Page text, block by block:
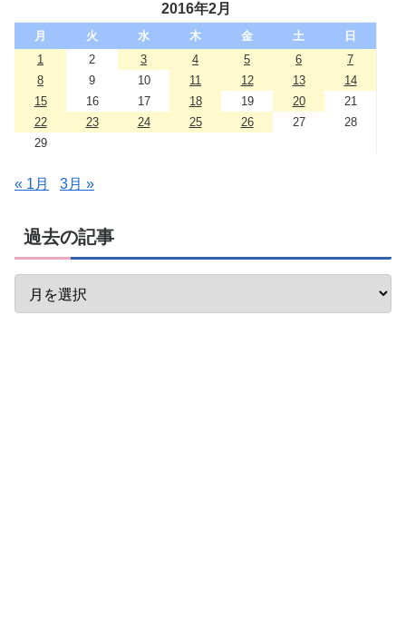
2016年2月
月 火 水 木 金 土
日
1
2 3 4 5 6
7
8
9 10 11 12 13
14
15
16 17 18 19 20
21
22
23 24 25 26 27
28
29
« 1月 3月 »
過去の記事